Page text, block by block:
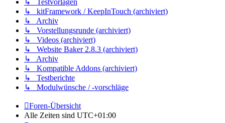
↳ Testvorlagen
↳ kitFramework / KeepInTouch (archiviert)
↳ Archiv
↳ Vorstellungsrunde (archiviert)
↳ Videos (archiviert)
↳ Website Baker 2.8.3 (archiviert)
↳ Archiv
↳ Kompatible Addons (archiviert)
↳ Testberichte
↳ Modulwünsche / -vorschläge
Foren-Übersicht
Alle Zeiten sind UTC+01:00